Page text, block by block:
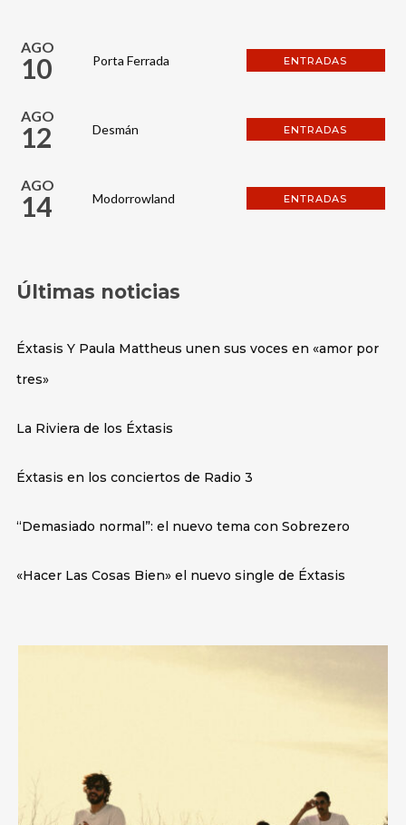
AGO
10 Porta Ferrada ENTRADAS
AGO
12 Desmán ENTRADAS
AGO
14 Modorrowland ENTRADAS
Últimas noticias
Éxtasis Y Paula Mattheus unen sus voces en «amor por
tres»
La Riviera de los Éxtasis
Éxtasis en los conciertos de Radio 3
“Demasiado normal”: el nuevo tema con Sobrezero
«Hacer Las Cosas Bien» el nuevo single de Éxtasis